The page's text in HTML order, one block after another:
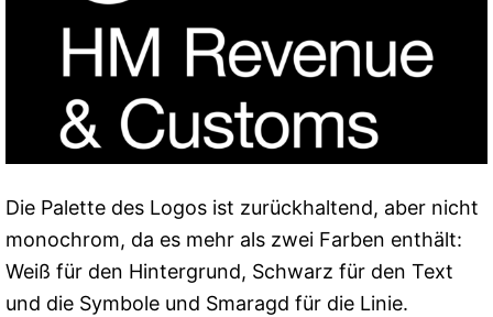
Die Palette des Logos ist zurückhaltend, aber nicht
monochrom, da es mehr als zwei Farben enthält:
Weiß für den Hintergrund, Schwarz für den Text
und die Symbole und Smaragd für die Linie.